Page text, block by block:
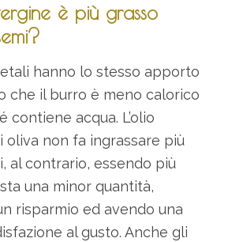
è più grasso
hanno lo stesso apporto
che il burro è meno calorico
contiene acqua. L’olio
oliva non fa ingrassare più
al contrario, essendo più
una minor quantità,
risparmio ed avendo una
al gusto. Anche gli